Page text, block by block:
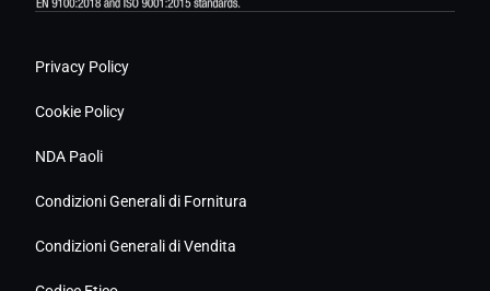
Privacy Policy
Cookie Policy
NDA Paoli
Condizioni Generali di Fornitura
Condizioni Generali di Vendita